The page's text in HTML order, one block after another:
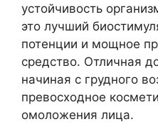
устойчивость
это лучший
потенции и мощное
средство. Отличная
начиная с грудного
превосходное
омоложения лица.